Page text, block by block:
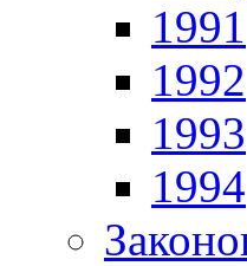
1991
1992
1993
1994